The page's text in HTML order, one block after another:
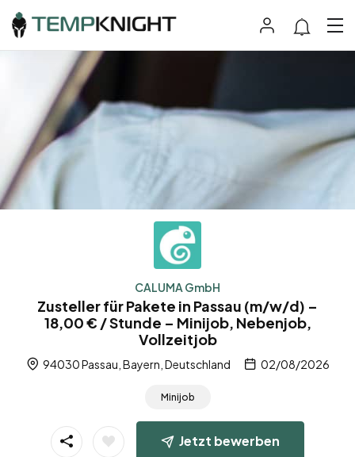
CALUMA GmbH
Zusteller für Pakete in Passau (m/w/d) –
18,00 € / Stunde – Minijob, Nebenjob,
Vollzeitjob
94030 Passau, Bayern, Deutschland 02/08/2026
Minijob
Jetzt bewerben